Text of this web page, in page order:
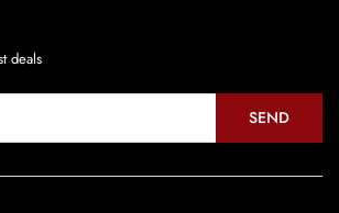
deals
SEND